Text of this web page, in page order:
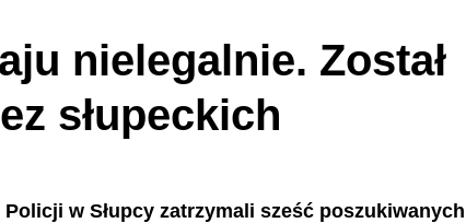
nielegalnie. Został
słupeckich
w Słupcy zatrzymali sześć poszukiwanych